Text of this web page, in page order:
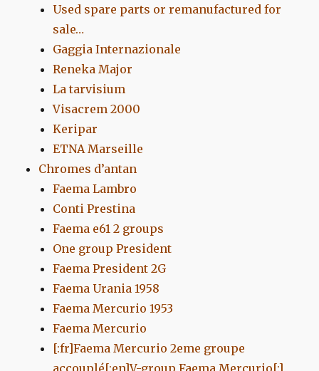
Used spare parts or remanufactured for
sale…
Gaggia Internazionale
Reneka Major
La tarvisium
Visacrem 2000
Keripar
ETNA Marseille
Chromes d’antan
Faema Lambro
Conti Prestina
Faema e61 2 groups
One group President
Faema President 2G
Faema Urania 1958
Faema Mercurio 1953
Faema Mercurio
[:fr]Faema Mercurio 2eme groupe